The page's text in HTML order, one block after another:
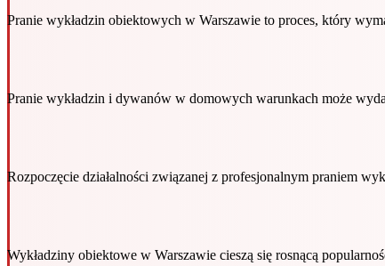
Pranie wykładzin obiektowych w Warszawie to proces, który
Pranie wykładzin i dywanów w domowych warunkach może
Rozpoczęcie działalności związanej z profesjonalnym praniem
Wykładziny obiektowe w Warszawie cieszą się rosnącą